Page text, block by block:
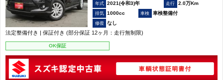
2021(令和3)年
2.0万Km
1000cc
車検整備付
なし
法定整備付き | 保証付き (部分保証 12ヶ月：走行無制限)
OK保証